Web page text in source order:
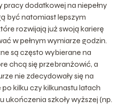
pracy dodatkowej na niepełny
być natomiast lepszym
rozwijają już swoją karierę
w pełnym wymiarze godzin.
są często wybierane na
chcą się przebranżowić, a
nie zdecydowały się na
kilku czy kilkunastu latach
szkoły wyższej (np.